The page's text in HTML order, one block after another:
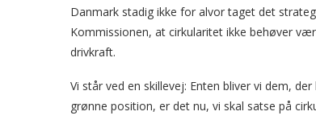
Danmark stadig ikke for alvor taget det
Kommissionen, at cirkularitet ikke behøver
drivkraft.
Vi står ved en skillevej: Enten bliver vi dem,
grønne position, er det nu, vi skal satse på